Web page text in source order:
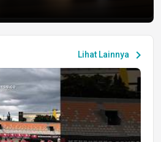
Lihat Lainnya chevron_right